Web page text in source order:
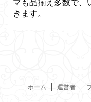
きます。
ホーム 運営者